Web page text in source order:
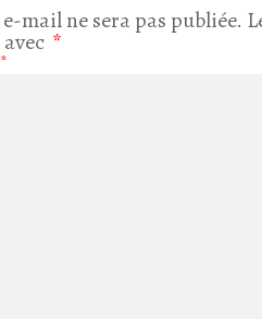
mail ne sera pas publiée.
*
*